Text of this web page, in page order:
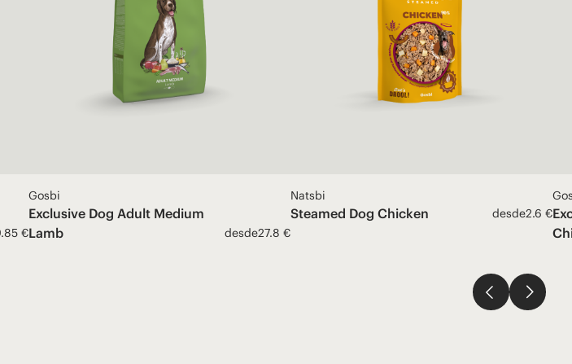
€
Gosbi
Exclusive Dog Adult Medium
Lamb
desde27.8 €
Natsbi
Steamed Dog Chicken desde2.6 €